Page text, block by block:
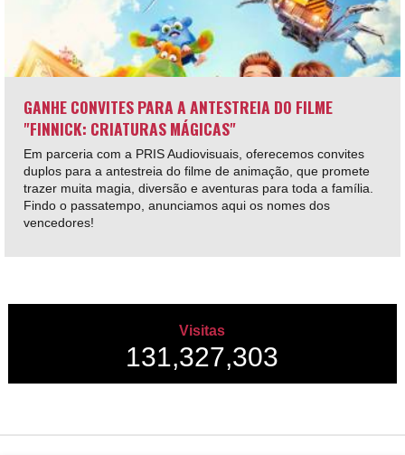
GANHE CONVITES PARA A ANTESTREIA DO FILME
"FINNICK: CRIATURAS MÁGICAS"
Em parceria com a PRIS Audiovisuais, oferecemos convites
duplos para a antestreia do filme de animação, que promete
trazer muita magia, diversão e aventuras para toda a família.
Findo o passatempo, anunciamos aqui os nomes dos
vencedores!
Visitas
131,327,303